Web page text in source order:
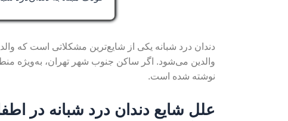
دندان درد شبانه یکی از شایع‌ترین مشکلاتی است که
والدین می‌شود. اگر ساکن جنوب شهر تهران، به‌ویژه
نوشته شده است.
علل شایع دندان درد شبانه در